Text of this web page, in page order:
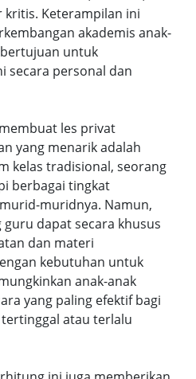
Keterampilan ini
akademis anak-
untuk
secara personal dan
les privat
yang menarik adalah
kelas tradisional, seorang
berbagai tingkat
muridnya. Namun,
dapat secara khusus
dan materi
kebutuhan untuk
anak-anak
yang paling efektif bagi
atau terlalu